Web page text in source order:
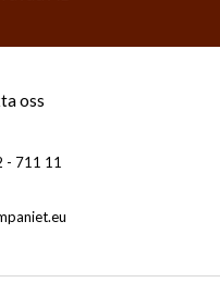
oss
- 711 11